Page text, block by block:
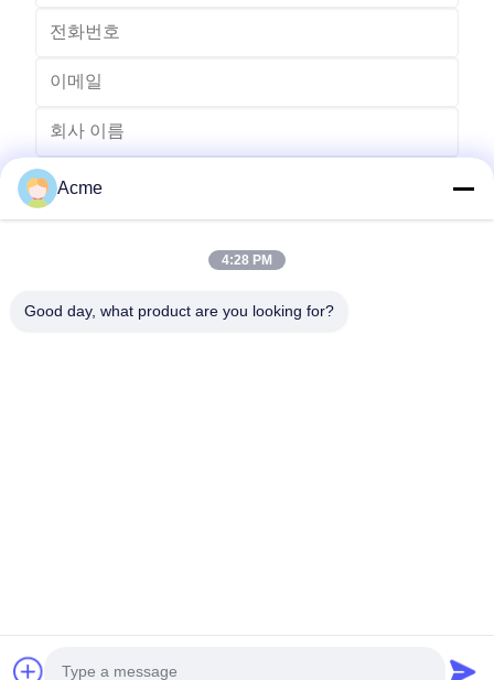
전송
© 2026 Acme (Shenzhen) Technology Co., Ltd. All Rights Reserved.
Acme
4:28 PM
Good day, what product are you looking for?